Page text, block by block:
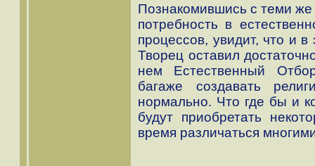
Познакомившись с теми
потребность в
процессов, увидит, что и
Творец оставил
нем Естественный
багаже создавать
нормально. Что где бы и
будут приобретать
время различаться